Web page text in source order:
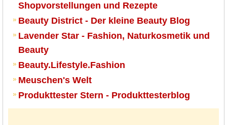
Shopvorstellungen und Rezepte
Beauty District - Der kleine Beauty Blog
Lavender Star - Fashion, Naturkosmetik und
Beauty
Beauty.Lifestyle.Fashion
Meuschen's Welt
Produkttester Stern - Produkttesterblog